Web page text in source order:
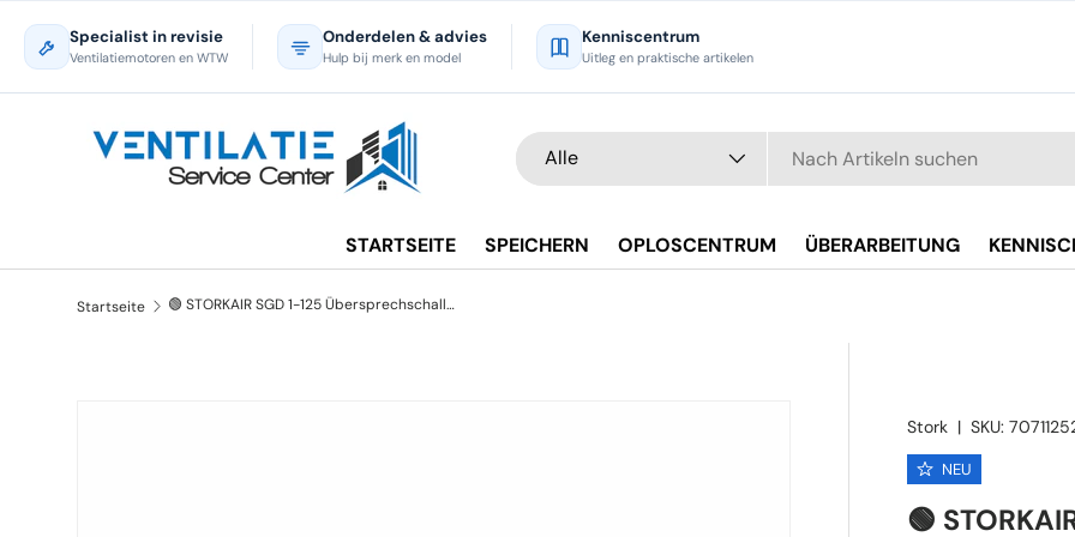
Direkt zum Inhalt
Specialist in revisie
Ventilatiemotoren en WTW
Onderdelen & advies
Hulp bij merk en model
Kenniscentrum
Uitleg en praktische artikelen
Suchen
Art
Alle
STARTSEITE SPEICHERN OPLOSCENTRUM ÜBERARBEITUNG
Startseite 🟢 STORKAIR SGD 1-125 Übersprechschalldämpfer 707112520
Stork |SKU:
NEU
🟢